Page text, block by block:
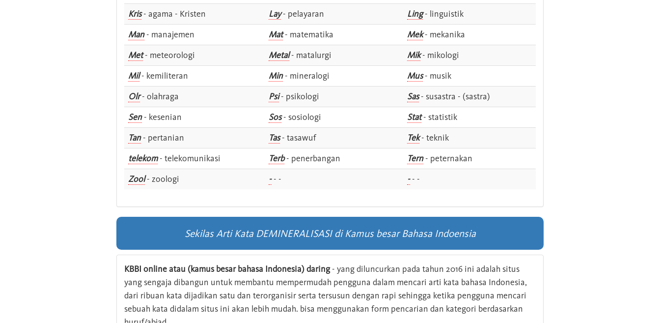
Kris- agama - Kristen Lay- pelayaran Ling- linguistik
Man- manajemen Mat- matematika Mek- mekanika
Met- meteorologi Metal- matalurgi Mik- mikologi
Mil- kemiliteran Min- mineralogi Mus- musik
Olr- olahraga Psi- psikologi Sas- susastra - (sastra)
Sen- kesenian Sos- sosiologi Stat- statistik
Tan- pertanian Tas- tasawuf Tek- teknik
telekom- telekomunikasi Terb- penerbangan Tern- peternakan
Zool- zoologi -- - -- -
Sekilas Arti Kata DEMINERALISASI di Kamus besar Bahasa Indoensia
KBBI online atau (kamus besar bahasa Indonesia) daring- yang diluncurkan pada tahun 2016 ini adalah situs
yang sengaja dibangun untuk membantu mempermudah pengguna dalam mencari arti kata bahasa Indonesia,
dari ribuan kata dijadikan satu dan terorganisir serta tersusun dengan rapi sehingga ketika pengguna mencari
sebuah kata didalam situs ini akan lebih mudah. bisa menggunakan form pencarian dan kategori berdasarkan